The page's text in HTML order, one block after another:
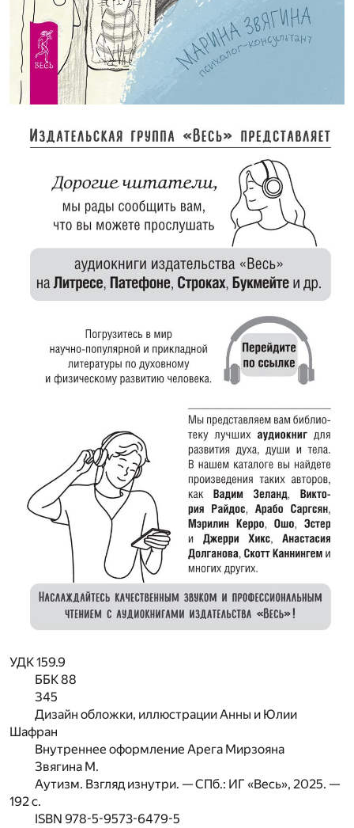
УДК 159.9
ББК 88
З45
Дизайн обложки, иллюстрацииАнны и Юлии
Шафран
Внутреннее оформление Арега Мирзояна
Звягина М.
Аутизм. Взгляд изнутри. — СПб.: ИГ «Весь», 2025. —
192 с.
ISBN 978-5-9573-6479-5